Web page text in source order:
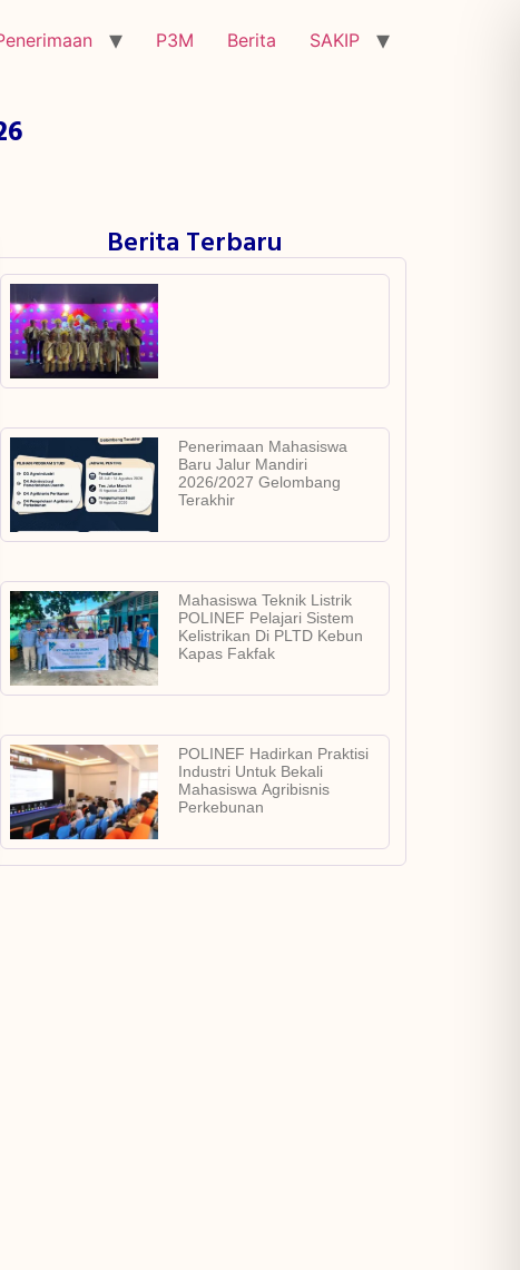
P3M Berita SAKIP
Berita Terbaru
Penerimaan Mahasiswa
Baru Jalur Mandiri
2026/2027 Gelombang
Terakhir
Mahasiswa Teknik Listrik
POLINEF Pelajari Sistem
Kelistrikan Di PLTD Kebun
Kapas Fakfak
POLINEF Hadirkan Praktisi
Industri Untuk Bekali
Mahasiswa Agribisnis
Perkebunan